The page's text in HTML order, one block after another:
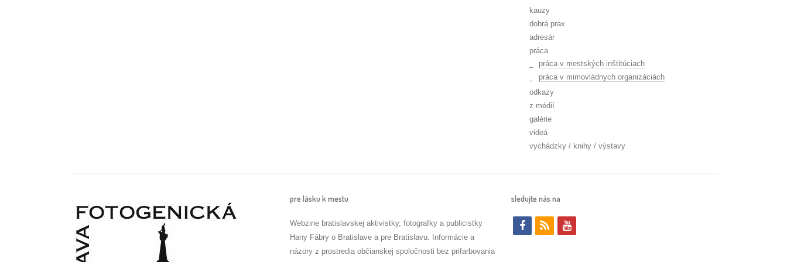
kauzy
dobrá prax
adresár
práca
práca v mestských inštitúciach
práca v mimovládnych organizáciách
odkazy
z médií
galérie
videá
vychádzky / knihy / výstavy
pre lásku k mestu
Webzine bratislavskej aktivistky, fotografky a publicistky
Hany Fábry o Bratislave a pre Bratislavu. Informácie a
názory z prostredia občianskej spoločnosti bez prifarbovania
sledujte nás na
f
r
y